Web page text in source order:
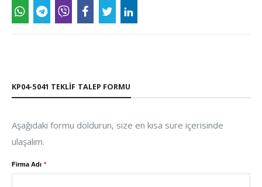
KP04-5041 TEKLIF TALEP FORMU
Aşağıdaki formu doldurun, size en kısa süre içerisinde
ulaşalım.
Firma Adı